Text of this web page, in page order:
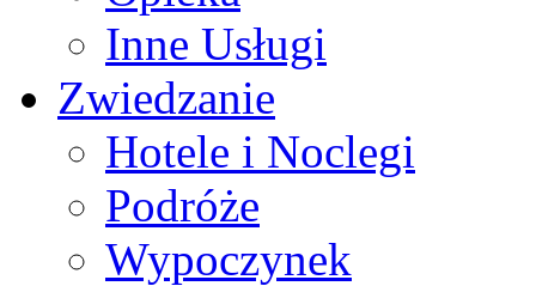
Inne Usługi
Zwiedzanie
Hotele i Noclegi
Podróże
Wypoczynek